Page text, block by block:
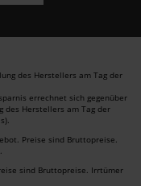
des Herstellers am Tag der
errechnet sich gegenüber
des Herstellers am Tag der
Preise sind Bruttopreise.
sind Bruttopreise. Irrtümer